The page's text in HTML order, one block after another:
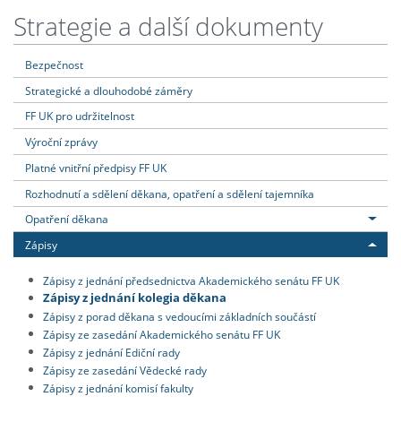
Strategie a další dokumenty
Bezpečnost
Strategické a dlouhodobé záměry
FF UK pro udržitelnost
Výroční zprávy
Platné vnitřní předpisy FF UK
Rozhodnutí a sdělení děkana, opatření a sdělení tajemníka
Opatření děkana
Zápisy
Zápisy z jednání předsednictva Akademického senátu FF UK
Zápisy z jednání kolegia děkana
Zápisy z porad děkana s vedoucími základních součástí
Zápisy ze zasedání Akademického senátu FF UK
Zápisy z jednání Ediční rady
Zápisy ze zasedání Vědecké rady
Zápisy z jednání komisí fakulty